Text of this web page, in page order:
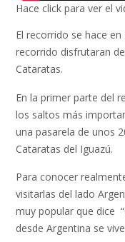
Hace click para ver el
El recorrido se hace
recorrido disfrutaran
Cataratas.
En la primer parte del
los saltos más
una pasarela de unos
Cataratas del Iguazú.
Para conocer
visitarlas del lado
muy popular que dice
desde Argentina se